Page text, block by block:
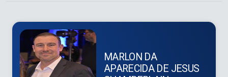
MARLON DA
APARECIDA DE JESUS